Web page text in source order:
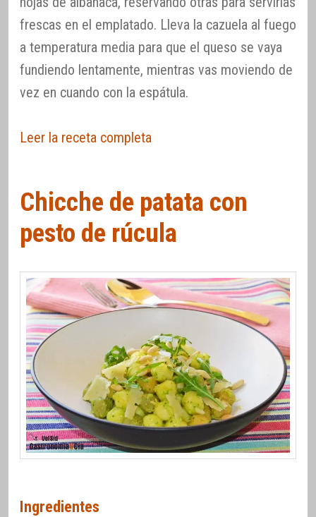
frescas en el emplatado. Lleva la cazuela al fuego
a temperatura media para que el queso se vaya
fundiendo lentamente, mientras vas moviendo de
vez en cuando con la espátula.
Leer la receta completa
Chicche de patata con
pesto de rúcula
Ingredientes